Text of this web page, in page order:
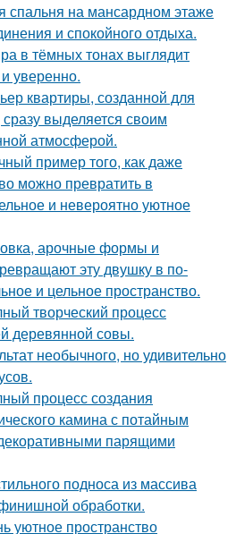
спальня на мансардном этаже
и спокойного отдыха.
в тёмных тонах выглядит
уверенно.
квартиры, созданной для
выделяется своим
атмосферой.
пример того, как даже
можно превратить в
и невероятно уютное
арочные формы и
эту двушку в по-
и цельное пространство.
творческий процесс
деревянной совы.
необычного, но удивительно
процесс создания
камина с потайным
парящими
подноса из массива
обработки.
уютное пространство